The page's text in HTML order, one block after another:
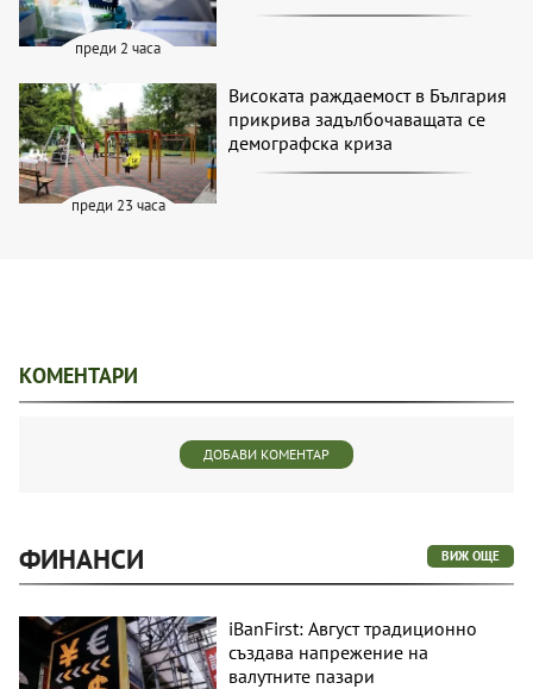
преди 2 часа
преди 23 часа
Високата раждаемост в България
прикрива задълбочаващата се
демографска криза
КОМЕНТАРИ
ДОБАВИ КОМЕНТАР
ФИНАНСИ ВИЖ ОЩЕ
iBanFirst: Август традиционно
създава напрежение на
валутните пазари